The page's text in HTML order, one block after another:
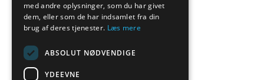
med andre oplysninger, som du har givet
dem, eller som de har indsamlet fra din
brug af deres tjenester. Læs mere
ABSOLUT NØDVENDIGE
YDEEVNE